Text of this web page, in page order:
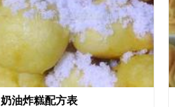
奶油炸糕配方表